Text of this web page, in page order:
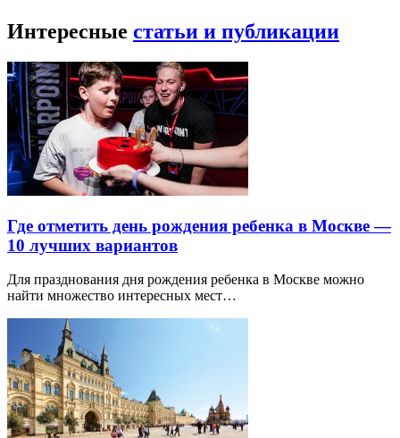
Интересные статьи и публикации
Где отметить день рождения ребенка в Москве —
10 лучших вариантов
Для празднования дня рождения ребенка в Москве можно
найти множество интересных мест…